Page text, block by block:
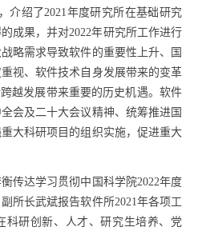
介绍了2021年度研究所在基础研究
成果，并对2022年研究所工作进行
略需求导致软件的重要性上升、国
视、软件技术自身发展带来的变革
越发展带来重要的历史机遇。软件
会及二十大会议精神、统筹推进国
大科研项目的组织实施，促进重大
传达学习贯彻中国科学院2022年度
所长武斌报告软件所2021年各项工
科研创新、人才、研究生培养、党